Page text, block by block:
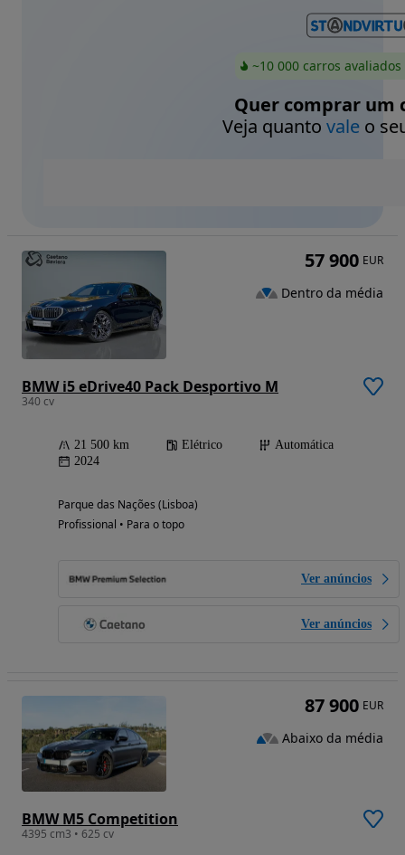
~10 000 carros
Quer comprar um
Veja quanto valeo
BMW i5 eDrive40 Pack Desportivo M
340 cv
21 500 km Elétrico
Automática
2024
Parque das Nações (Lisboa)
Profissional • Para o topo
Ver anúncios
Ver anúncios
57 900 EUR
Dentro da média
BMW M5 Competition
4395 cm3 • 625 cv
87 900 EUR
Abaixo da média